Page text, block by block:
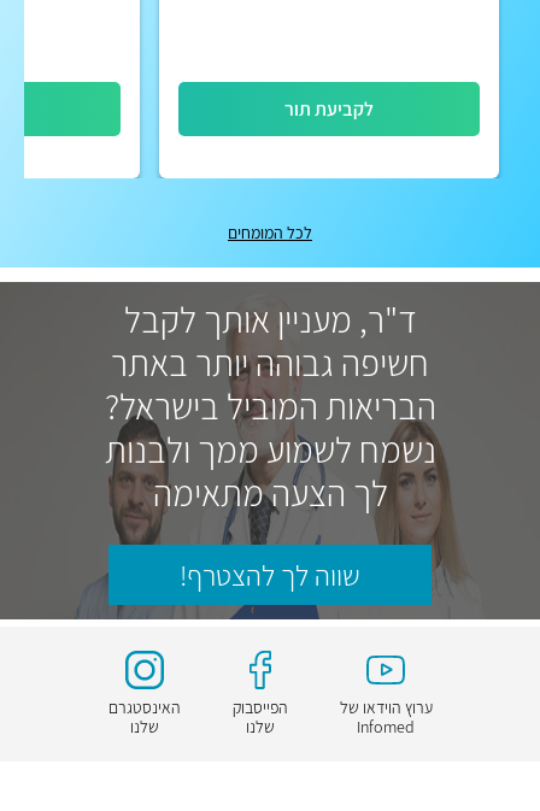
לקביעת תור
לכל המומחים
ד"ר, מעניין אותך לקבל
חשיפה גבוהה יותר באתר
הבריאות המוביל בישראל?
נשמח לשמוע ממך ולבנות
לך הצעה מתאימה
שווה לך להצטרף!
ערוץ הוידאו של
Infomed
הפייסבוק
שלנו
האינסטגרם
שלנו